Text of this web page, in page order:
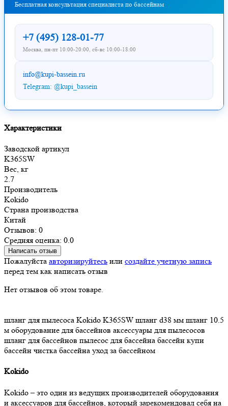
Бесплатная консультация специалиста по бассейнам
+7 (495) 128-01-77
Москва, пн-пт 10:00-20:00, сб-вс 10:00-18:00
info@kupi-bassein.ru
Telegram: @kupi_bassein
Характеристики
Заводской артикул
K365SW
Вес, кг
2.7
Производитель
Kokido
Страна производства
Китай
Отзывов: 0
Средняя оценка: 0.0
Написать отзыв
Пожалуйста авторизируйтесь или создайте учетную запись
перед тем как написать отзыв
Нет отзывов об этом товаре.
шланг для пылесоса Kokido K365SW шланг d38 мм шланг 10.5
м оборудование для бассейнов аксессуары для пылесосов
шланг для бассейнов пылесос для бассейна бассейн купи
бассейн чистка бассейна уход за бассейном
Kokido
Kokido – это один из ведущих производителей оборудования
и аксессуаров для бассейнов, который зарекомендовал себя на